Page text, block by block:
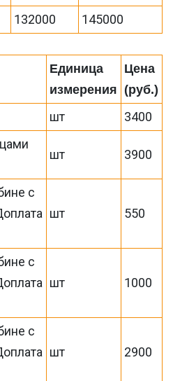
132000 145000
Единица
измерения
Цена
(руб.)
шт
3400
шт 3900
с
шт 550
с
шт 1000
с
шт 2900